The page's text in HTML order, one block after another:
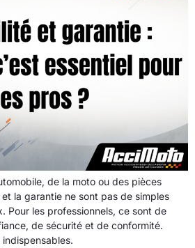
de la moto ou des pièces
la garantie ne sont pas de simples
Pour les professionnels, ce sont de
de sécurité et de conformité.